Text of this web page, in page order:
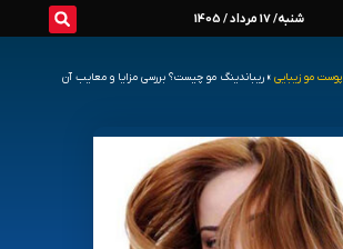
شنبه/ 17 مرداد / 1405
پوست مو زیبایی » ریباندینگ مو چیست؟ بررسی مزایا و معایب آن